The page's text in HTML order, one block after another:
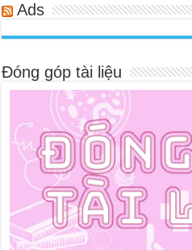
Ads
Đóng góp tài liệu